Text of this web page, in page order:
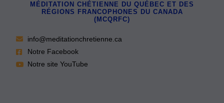
MÉDITATION CHÉTIENNE DU QUÉBEC ET DES
RÉGIONS FRANCOPHONES DU CANADA
(MCQRFC)
info@meditationchretienne.ca
Notre Facebook
Notre site YouTube